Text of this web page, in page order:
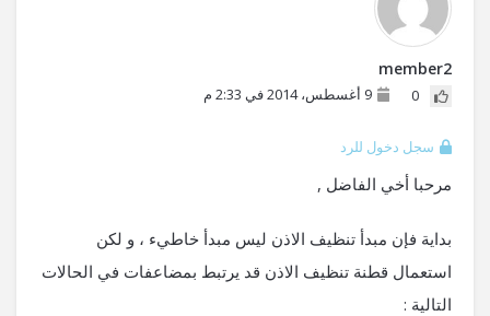
member2
0 9 أغسطس، 2014 في 2:33 م
سجل دخول للرد
مرحبا أخي الفاضل ,
بداية فإن مبدأ تنظيف الاذن ليس مبدأ خاطيء ، و لكن
استعمال قطنة تنظيف الاذن قد يرتبط بمضاعفات في الحالات
التالية :